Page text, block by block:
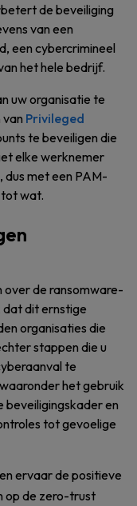
de beveiliging
van een
een cybercrimineel
het hele bedrijf.
uw organisatie te
Privileged
te beveiligen die
elke werknemer
met een PAM-
wat.
de ransomware-
dat dit ernstige
organisaties die
stappen die u
te
het gebruik
en
tot gevoelige
en ervaar de positieve
op de zero-trust